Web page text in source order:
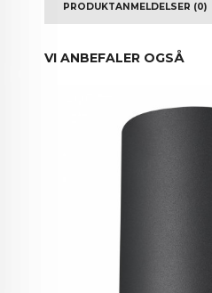
PRODUKTANMELDELSER (0)
VI ANBEFALER OGSÅ